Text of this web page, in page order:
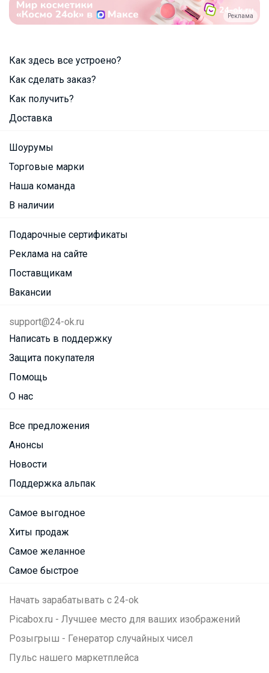
Реклама
Как здесь все устроено?
Как сделать заказ?
Как получить?
Доставка
Шоурумы
Торговые марки
Наша команда
В наличии
Подарочные сертификаты
Реклама на сайте
Поставщикам
Вакансии
support@24-ok.ru
Написать в поддержку
Защита покупателя
Помощь
О нас
Все предложения
Анонсы
Новости
Поддержка альпак
Самое выгодное
Хиты продаж
Самое желанное
Самое быстрое
Начать зарабатывать с 24-ok
Picabox.ru - Лучшее место для ваших изображений
Розыгрыш - Генератор случайных чисел
Пульс нашего маркетплейса